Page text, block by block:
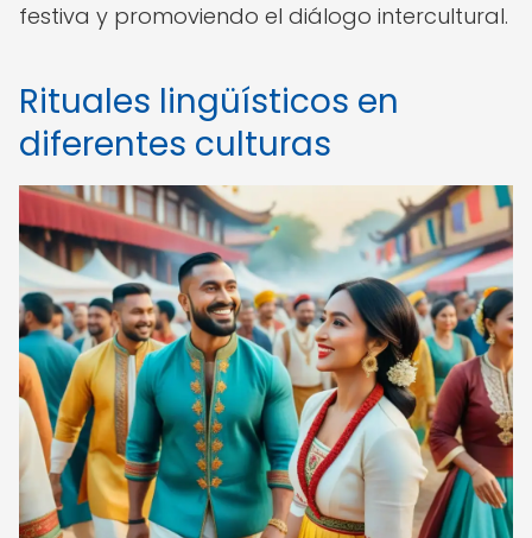
festiva y promoviendo el diálogo intercultural.
Rituales lingüísticos en
diferentes culturas